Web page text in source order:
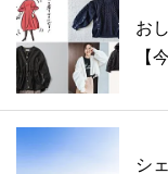
お
【
シ